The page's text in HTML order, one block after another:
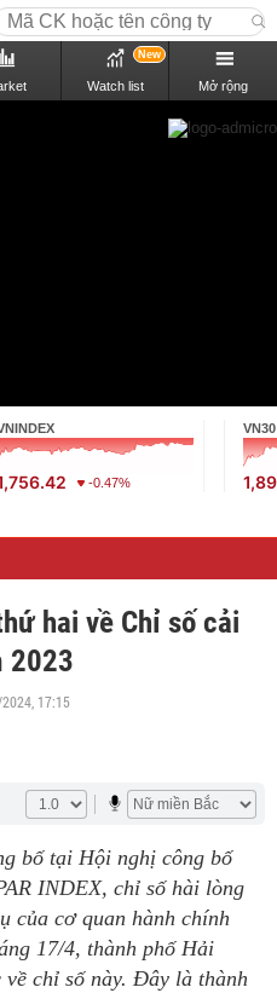
Watch list
New
Mở rộng
-0.47%
VN30
hai về Chỉ số cải
2023
17:15
bố tại Hội nghị công bố
INDEX, chỉ số hài lòng
của cơ quan hành chính
17/4, thành phố Hải
chỉ số này. Đây là thành